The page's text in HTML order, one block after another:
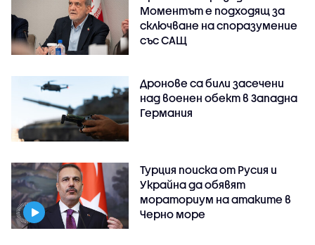
Моментът е подходящ за
сключване на споразумение
със САЩ
Дронове са били засечени
над военен обект в Западна
Германия
Турция поиска от Русия и
Украйна да обявят
мораториум на атаките в
Черно море